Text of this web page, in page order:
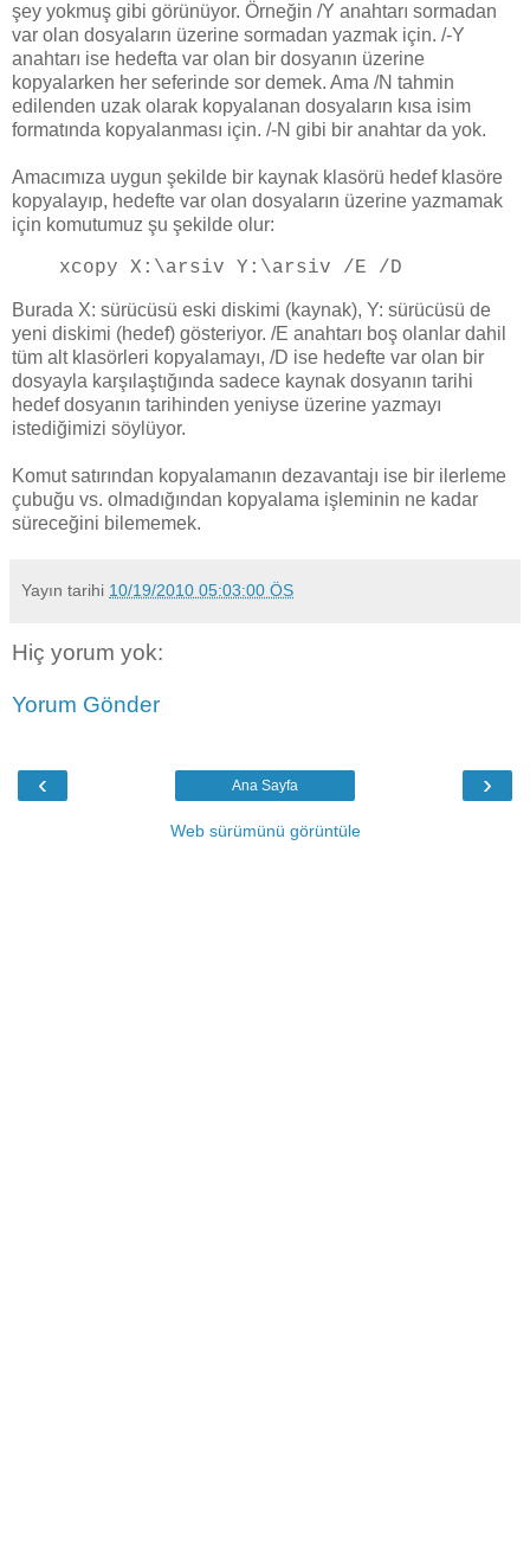
şey yokmuş gibi görünüyor. Örneğin /Y anahtarı sormadan
var olan dosyaların üzerine sormadan yazmak için. /-Y
anahtarı ise hedefta var olan bir dosyanın üzerine
kopyalarken her seferinde sor demek. Ama /N tahmin
edilenden uzak olarak kopyalanan dosyaların kısa isim
formatında kopyalanması için. /-N gibi bir anahtar da yok.
Amacımıza uygun şekilde bir kaynak klasörü hedef klasöre
kopyalayıp, hedefte var olan dosyaların üzerine yazmamak
için komutumuz şu şekilde olur:
xcopy X:\arsiv Y:\arsiv /E /D
Burada X: sürücüsü eski diskimi (kaynak), Y: sürücüsü de
yeni diskimi (hedef) gösteriyor. /E anahtarı boş olanlar dahil
tüm alt klasörleri kopyalamayı, /D ise hedefte var olan bir
dosyayla karşılaştığında sadece kaynak dosyanın tarihi
hedef dosyanın tarihinden yeniyse üzerine yazmayı
istediğimizi söylüyor.
Komut satırından kopyalamanın dezavantajı ise bir ilerleme
çubuğu vs. olmadığından kopyalama işleminin ne kadar
süreceğini bilememek.
Yayın tarihi 10/19/2010 05:03:00 ÖS
Hiç yorum yok:
Yorum Gönder
‹ ›
Ana Sayfa
Web sürümünü görüntüle